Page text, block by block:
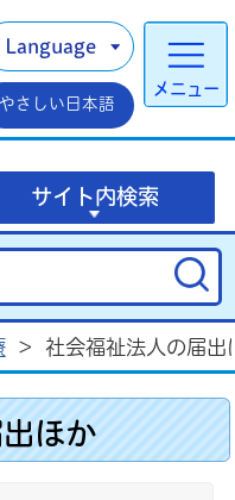
メニュー
Language
やさしい日本語
サイト内検索
> 社会福祉法人の届出
ほか